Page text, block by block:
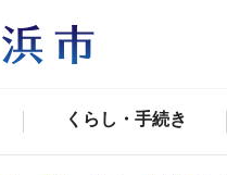
くらし・手続き